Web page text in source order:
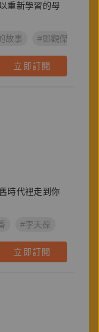
重新學習的母
故事 #鄧觀傑
立即訂閱
時代裡走到你
#李天葆
立即訂閱